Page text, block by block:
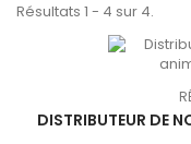
Résultats 1 - 4 sur 4.
DISTRIBUTEUR DE